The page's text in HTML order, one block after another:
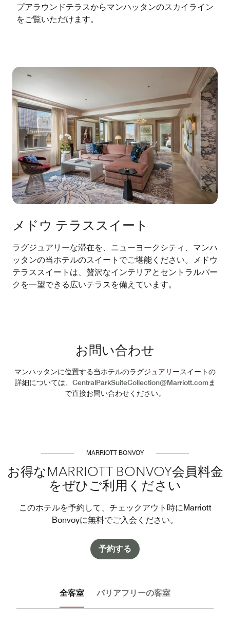
プアラウンドテラスからマンハッタンのスカイライン
をご覧いただけます。
メドウ テラススイート
ラグジュアリーな滞在を、ニューヨークシティ、マンハ
ッタンの当ホテルのスイートでご堪能ください。メドウ
テラススイートは、贅沢なインテリアとセントラルパー
クを一望できる広いテラスを備えています。
お問い合わせ
マンハッタンに位置する当ホテルのラグジュアリースイートの
詳細については、 CentralParkSuiteCollection@Marriott.comま
で直接お問い合わせください。
MARRIOTT BONVOY
お得なMARRIOTT BONVOY会員料金
をぜひご利用ください
このホテルを予約して、チェックアウト時にMarriott
Bonvoyに無料でご入会ください。
予約する
全客室 バリアフリーの客室